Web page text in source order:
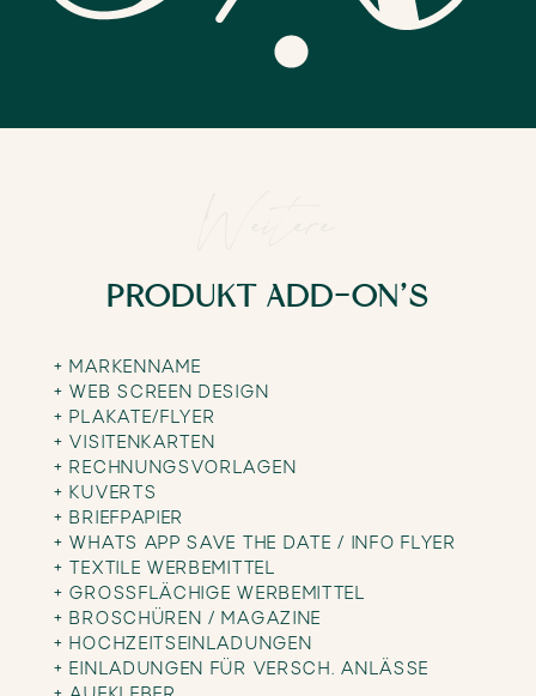
PRODUKT ADD-ON’S
+ MARKENNAME
+ WEB SCREEN DESIGN
+ PLAKATE/FLYER
+ VISITENKARTEN
+ RECHNUNGSVORLAGEN
+ KUVERTS
+ BRIEFPAPIER
+ WHATS APP SAVE THE DATE / INFO FLYER
+ TEXTILE WERBEMITTEL
+ GROSSFLÄCHIGE WERBEMITTEL
+ BROSCHÜREN / MAGAZINE
+ HOCHZEITSEINLADUNGEN
+ EINLADUNGEN FÜR VERSCH. ANLÄSSE